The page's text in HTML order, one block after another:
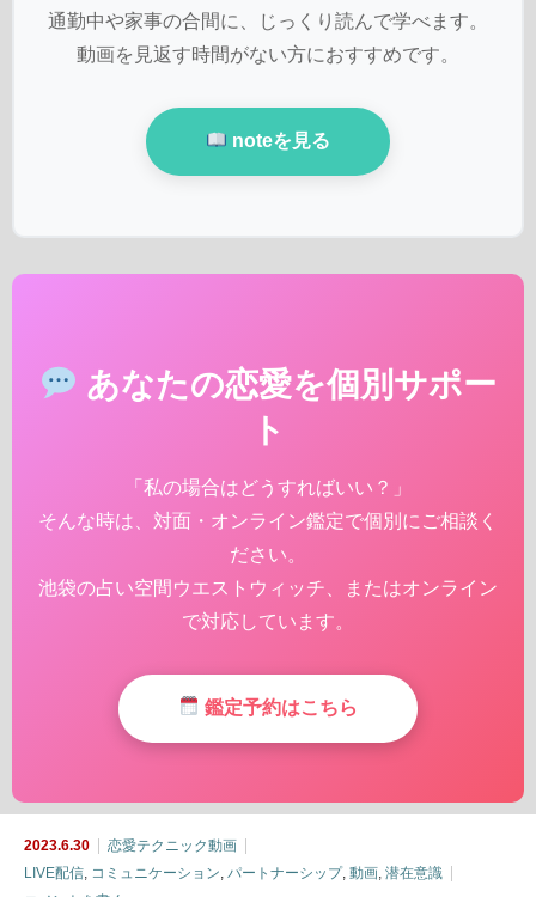
通勤中や家事の合間に、じっくり読んで学べます。
動画を見返す時間がない方におすすめです。
noteを見る
あなたの恋愛を個別サポー
ト
「私の場合はどうすればいい？」
そんな時は、対面・オンライン鑑定で個別にご相談く
ださい。
池袋の占い空間ウエストウィッチ、またはオンライン
で対応しています。
鑑定予約はこちら
2023.6.30
恋愛テクニック動画
LIVE配信 コミュニケーション パートナーシップ, 動画 潜在意識